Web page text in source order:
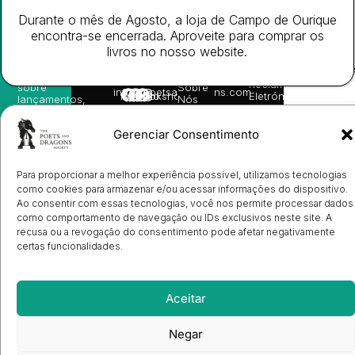
Gerenciar Consentimento
Para proporcionar a melhor experiência possível, utilizamos tecnologias
como cookies para armazenar e/ou acessar informações do dispositivo.
Ao consentir com essas tecnologias, você nos permite processar dados
como comportamento de navegação ou IDs exclusivos neste site. A
recusa ou a revogação do consentimento pode afetar negativamente
certas funcionalidades.
Aceitar
Negar
info@poetsandragons.com
Infantil
Adulto
Bookshop
English
Autores
Eventos
Sobre
Nós
de
Manuscritos
Ilustradores
Registo
de
Livrarias
Política
de
Cookies
Reclamações
Eletrónico
as
nossas
sugestões
sobre
lançamentos,
exclusivas
e
avisos
no seu
e-mail.
2026
Todos
Durante o mês de Agosto, a loja de Campo de Ourique
encontra-se encerrada. Aproveite para comprar os
livros no nosso website.